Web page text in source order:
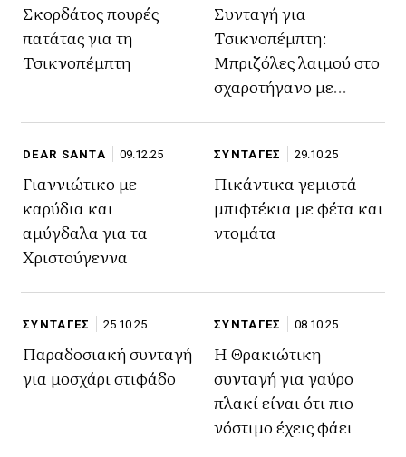
Σκορδάτος πουρές
πατάτας για τη
Τσικνοπέμπτη
Συνταγή για
Τσικνοπέμπτη:
Μπριζόλες λαιμού στο
σχαροτήγανο με
DEAR SANTA 09.12.25
Γιαννιώτικο με
καρύδια και
αμύγδαλα για τα
Χριστούγεννα
ΣΥΝΤΑΓΕΣ 29.10.25
Πικάντικα γεμιστά
μπιφτέκια με φέτα και
ντομάτα
ΣΥΝΤΑΓΕΣ 25.10.25
Παραδοσιακή συνταγή
για μοσχάρι στιφάδο
ΣΥΝΤΑΓΕΣ 08.10.25
Η Θρακιώτικη
συνταγή για γαύρο
πλακί είναι ότι πιο
νόστιμο έχεις φάει